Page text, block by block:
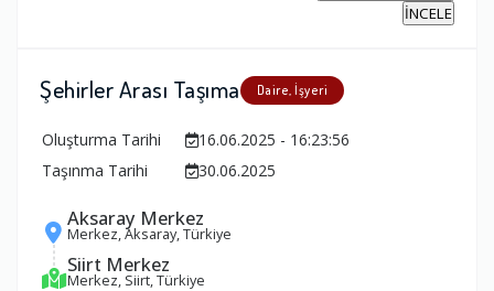
İNCELE
Şehirler Arası Taşıma Daire, İşyeri
Oluşturma Tarihi
16.06.2025 - 16:23:56
Taşınma Tarihi
30.06.2025
Aksaray Merkez
Merkez, Aksaray, Türkiye
Siirt Merkez
Merkez, Siirt, Türkiye